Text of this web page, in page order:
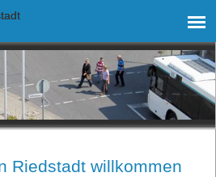
Riedstadt willkommen